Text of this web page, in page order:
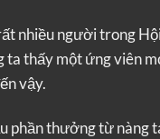
nhiều người trong
ta thấy một ứng viên
vậy.
phần thưởng từ nàng